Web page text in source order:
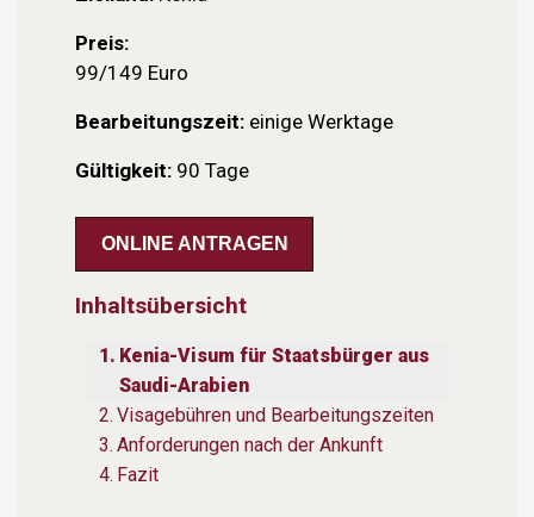
Preis:
99/149 Euro
Bearbeitungszeit: einige Werktage
Gültigkeit: 90 Tage
ONLINE ANTRAGEN
Inhaltsübersicht
Kenia-Visum für Staatsbürger aus
Saudi-Arabien
Visagebühren und Bearbeitungszeiten
Anforderungen nach der Ankunft
Fazit